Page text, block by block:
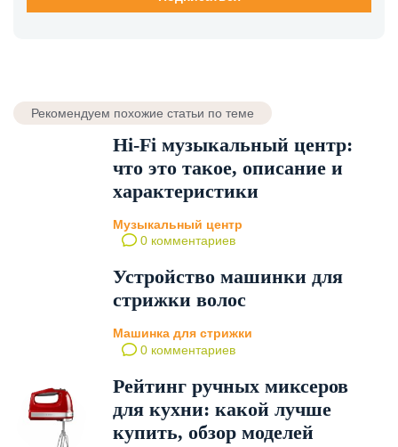
Рекомендуем похожие статьи по теме
Hi-Fi музыкальный центр:
что это такое, описание и
характеристики
Музыкальный центр
0 комментариев
Устройство машинки для
стрижки волос
Машинка для стрижки
0 комментариев
Рейтинг ручных миксеров
для кухни: какой лучше
купить, обзор моделей